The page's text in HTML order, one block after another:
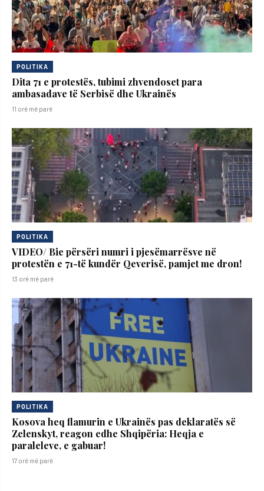
POLITIKA
Dita 71 e protestës, tubimi zhvendoset para
ambasadave të Serbisë dhe Ukrainës
11 orë më parë
POLITIKA
VIDEO/ Bie përsëri numri i pjesëmarrësve në
protestën e 71-të kundër Qeverisë, pamjet me dron!
13 orë më parë
POLITIKA
Kosova heq flamurin e Ukrainës pas deklaratës së
Zelenskyt, reagon edhe Shqipëria: Heqja e
paraleleve, e gabuar!
17 orë më parë